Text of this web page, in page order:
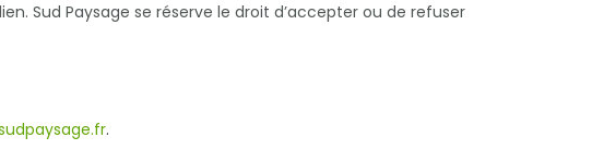
Sud Paysage se réserve le droit d’accepter ou de refuser
.